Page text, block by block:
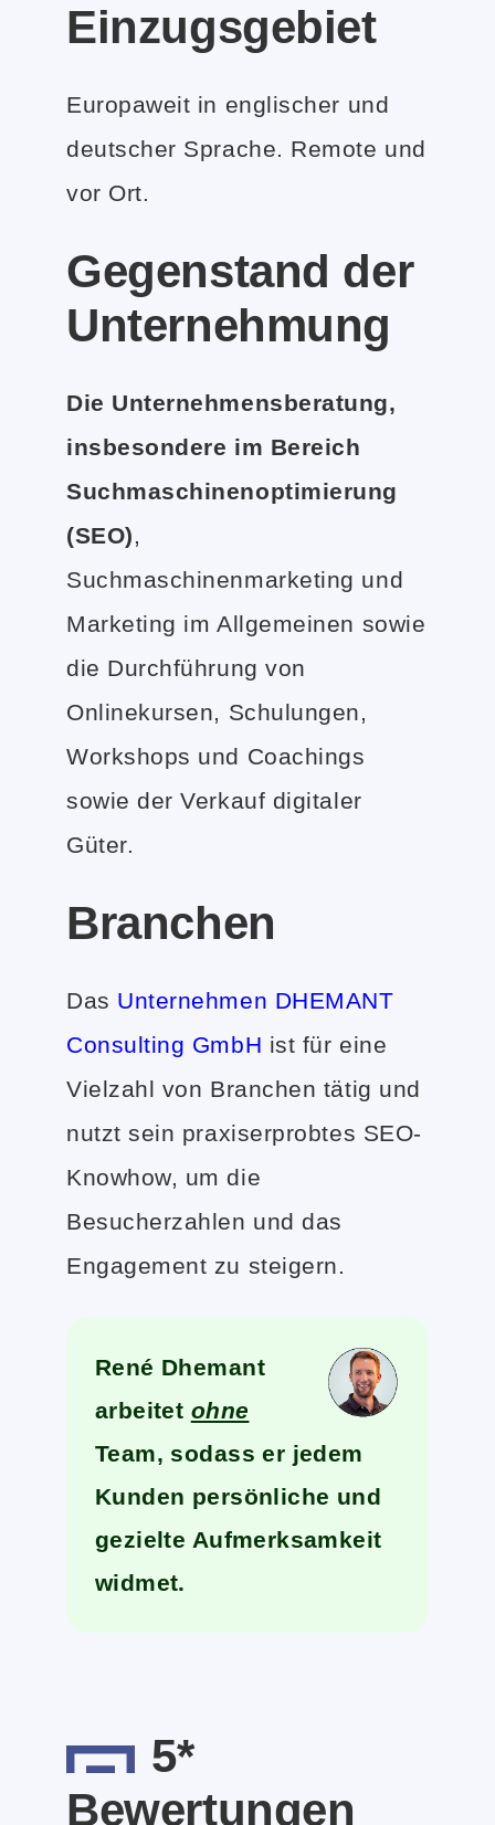
Einzugsgebiet
Europaweit in englischer und
deutscher Sprache. Remote und
vor Ort.
Gegenstand der
Unternehmung
Die Unternehmensberatung,
insbesondere im Bereich
Suchmaschinenoptimierung
(SEO),
Suchmaschinenmarketing und
Marketing im Allgemeinen sowie
die Durchführung von
Onlinekursen, Schulungen,
Workshops und Coachings
sowie der Verkauf digitaler
Güter.
Branchen
Das Unternehmen DHEMANT
Consulting GmbH ist für eine
Vielzahl von Branchen tätig und
nutzt sein praxiserprobtes SEO-
Knowhow, um die
Besucherzahlen und das
Engagement zu steigern.
René Dhemant
arbeitet ohne
Team, sodass er jedem
Kunden persönliche und
gezielte Aufmerksamkeit
widmet.
5*
Bewertungen